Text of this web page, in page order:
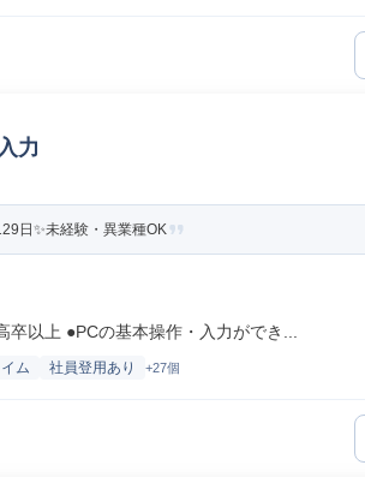
力
日✨未経験・異業種OK
以上 ●PCの基本操作・入力ができ...
ム 社員登用あり +27個